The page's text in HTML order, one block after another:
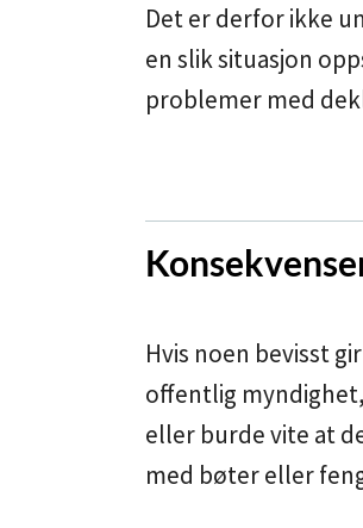
Det er derfor ikke
en slik situasjon
problemer med
Hvis noen bevisst
offentlig
eller burde vite at
med bøter eller